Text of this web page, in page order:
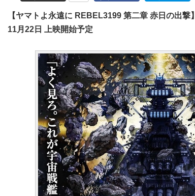
【ヤマトよ永遠に REBEL3199 第二章 赤日の出撃】
11月22日 上映開始予定